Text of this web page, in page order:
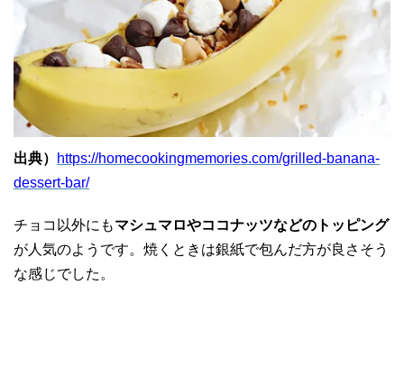
出典）
https://homecookingmemories.com/grilled-banana-
dessert-bar/
チョコ以外にもマシュマロやココナッツなどのトッピング
が人気のようです。焼くときは銀紙で包んだ方が良さそう
な感じでした。